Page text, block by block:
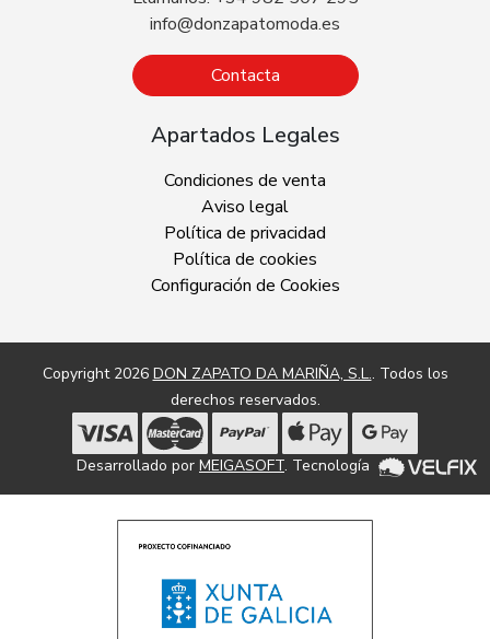
info@donzapatomoda.es
Contacta
Apartados Legales
Condiciones de venta
Aviso legal
Política de privacidad
Política de cookies
Configuración de Cookies
Copyright 2026 DON ZAPATO DA MARIÑA, S.L.. Todos los
derechos reservados.
Desarrollado por MEIGASOFT. Tecnología